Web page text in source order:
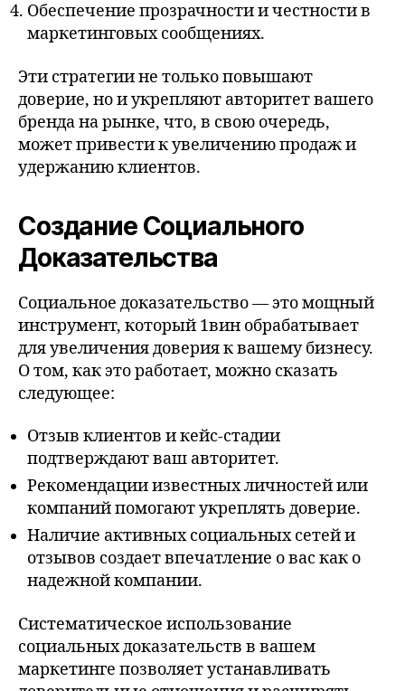
Обеспечение прозрачности и честности в
маркетинговых сообщениях.
Эти стратегии не только повышают
доверие, но и укрепляют авторитет вашего
бренда на рынке, что, в свою очередь,
может привести к увеличению продаж и
удержанию клиентов.
Создание Социального
Доказательства
Социальное доказательство — это мощный
инструмент, который 1вин обрабатывает
для увеличения доверия к вашему бизнесу.
О том, как это работает, можно сказать
следующее:
Отзыв клиентов и кейс-стадии
подтверждают ваш авторитет.
Рекомендации известных личностей или
компаний помогают укреплять доверие.
Наличие активных социальных сетей и
отзывов создает впечатление о вас как о
надежной компании.
Систематическое использование
социальных доказательств в вашем
маркетинге позволяет устанавливать